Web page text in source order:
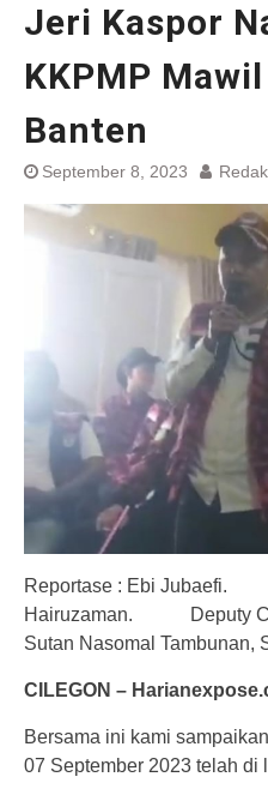
Jeri Kaspor
KKPMP
Banten
September 8, 2023
Reportase : Ebi
Hairuzaman. Deputy
Sutan Nasomal Tambunan,
CILEGON –
Bersama ini kami
07 September 2023 telah di